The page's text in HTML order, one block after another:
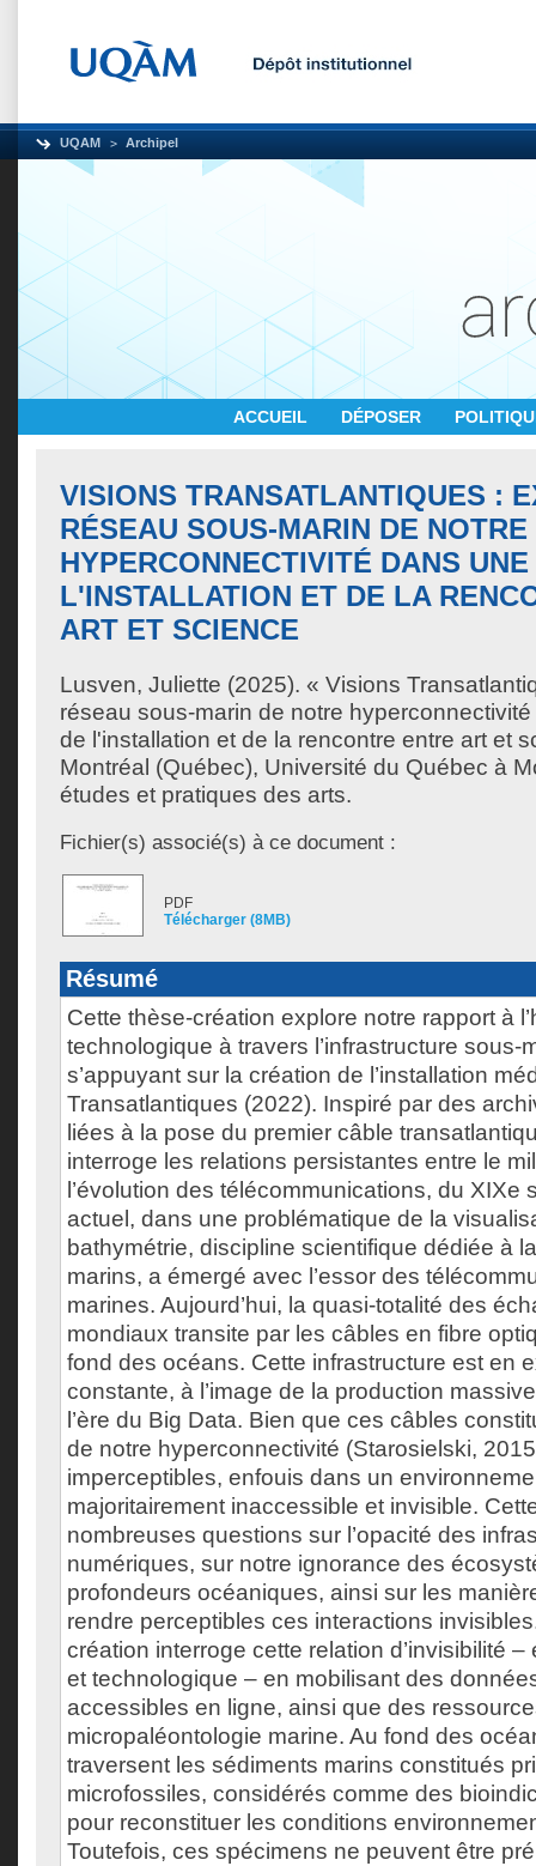
UQAM Archipel
ACCUEIL DÉPOSER
VISIONS TRANSATLANTIQUES :
RÉSEAU SOUS-MARIN DE NOTRE
HYPERCONNECTIVITÉ DANS
L'INSTALLATION ET DE LA
ART ET SCIENCE
Lusven, Juliette (2025). « Visions
réseau sous-marin de notre
de l'installation et de la rencontre entre art et
Montréal (Québec), Université du Québec à
études et pratiques des arts.
Fichier(s) associé(s) à ce document :
PDF
Télécharger (8MB)
Résumé
Cette thèse-création explore notre rapport à
technologique à travers l’infrastructure sous-
s’appuyant sur la création de l’installation
Transatlantiques (2022). Inspiré par des
liées à la pose du premier câble
interroge les relations persistantes entre le
l’évolution des télécommunications, du XIXe
actuel, dans une problématique de la
bathymétrie, discipline scientifique dédiée à
marins, a émergé avec l’essor des
marines. Aujourd’hui, la quasi-totalité des
mondiaux transite par les câbles en fibre
fond des océans. Cette infrastructure est en
constante, à l’image de la production
l’ère du Big Data. Bien que ces câbles
de notre hyperconnectivité (Starosielski,
imperceptibles, enfouis dans un
majoritairement inaccessible et invisible.
nombreuses questions sur l’opacité des
numériques, sur notre ignorance des
profondeurs océaniques, ainsi sur les
rendre perceptibles ces interactions
création interroge cette relation d’invisibilité
et technologique – en mobilisant des
accessibles en ligne, ainsi que des
micropaléontologie marine. Au fond des
traversent les sédiments marins constitués
microfossiles, considérés comme des
pour reconstituer les conditions
Toutefois, ces spécimens ne peuvent être